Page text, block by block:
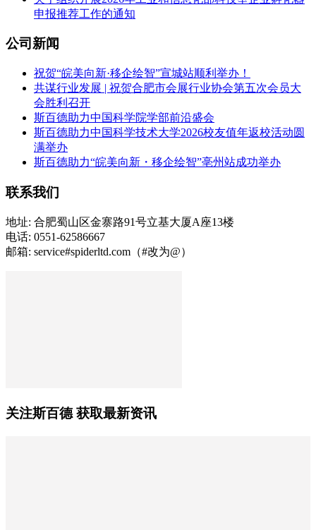
申报推荐工作的通知
公司新闻
祝贺“皖美向新·移企绘智”宣城站顺利举办！
共谋行业发展 | 祝贺合肥市会展行业协会第五次会员大
会胜利召开
斯百德助力中国科学院学部前沿盛会
斯百德助力中国科学技术大学2026校友值年返校活动圆
满举办
斯百德助力“皖美向新・移企绘智”亳州站成功举办
联系我们
地址: 合肥蜀山区金寨路91号立基大厦A座13楼
电话: 0551-62586667
邮箱: service#spiderltd.com（#改为@）
关注斯百德 获取最新资讯